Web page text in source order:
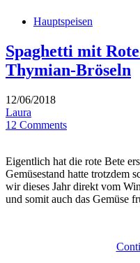
Hauptspeisen
Spaghetti mit
Thymian-Bröseln
12/06/2018
Laura
12 Comments
Eigentlich hat die rote Bete
Gemüsestand hatte trotzdem
wir dieses Jahr direkt vom
und somit auch das Gemüse